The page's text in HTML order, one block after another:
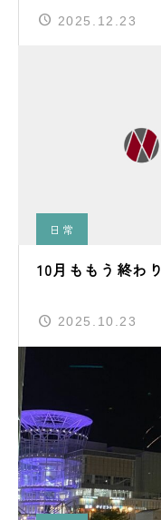
2025.12.23
日常
10月ももう終わり
2025.10.23